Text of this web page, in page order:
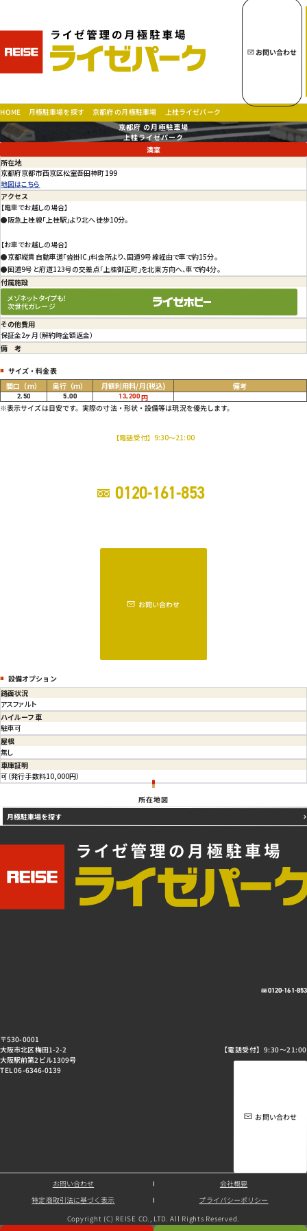
トップページへ
月極駐車場を探す
お問い合わせ
会社概要
プライバシーポリシー
お問い合わせ
HOME 月極駐車場を探す 京都府 の月極駐車場 上桂ライゼパーク
京都府 の月極駐車場
上桂ライゼパーク
満室
所在地
京都府京都市西京区松室吾田神町199
地図はこちら
アクセス
【電車でお越しの場合】
●阪急上桂線「上桂駅」より北へ徒歩10分。
【お車でお越しの場合】
●京都縦貫自動車道「沓掛IC」料金所より、国道9号線経由で車で約15分。
●国道9号と府道123号の交差点「上桂御正町」を北東方向へ、車で約4分。
付属施設
メゾネットタイプも！
次世代ガレージ
その他費用
保証金2ヶ月（解約時全額返金）
備考
サイズ・料金表
間口 （ｍ） 奥行（ｍ） 月額利用料/月(税込) 備考
2.50 5.00 13,200円
※表示サイズは目安です。実際の寸法・形状・設備等は現況を優先します。
【電話受付】9:30～21:00
0120-161-853
お問い合わせ
設備オプション
路面状況
アスファルト
ハイルーフ車
駐車可
屋根
無し
車庫証明
可（発行手数料10,000円）
所在地図
〒530-0001
大阪市北区梅田1-2-2
大阪駅前第2ビル1309号
TEL 06-6346-0139
0120-161-853
【電話受付】9:30～21:00
お問い合わせ
月極駐車場を探す
お問い合わせ 会社概要
特定商取引法に基づく表示 プライバシーポリシー
Copyright (C) REISE CO., LTD. All Rights Reserved.